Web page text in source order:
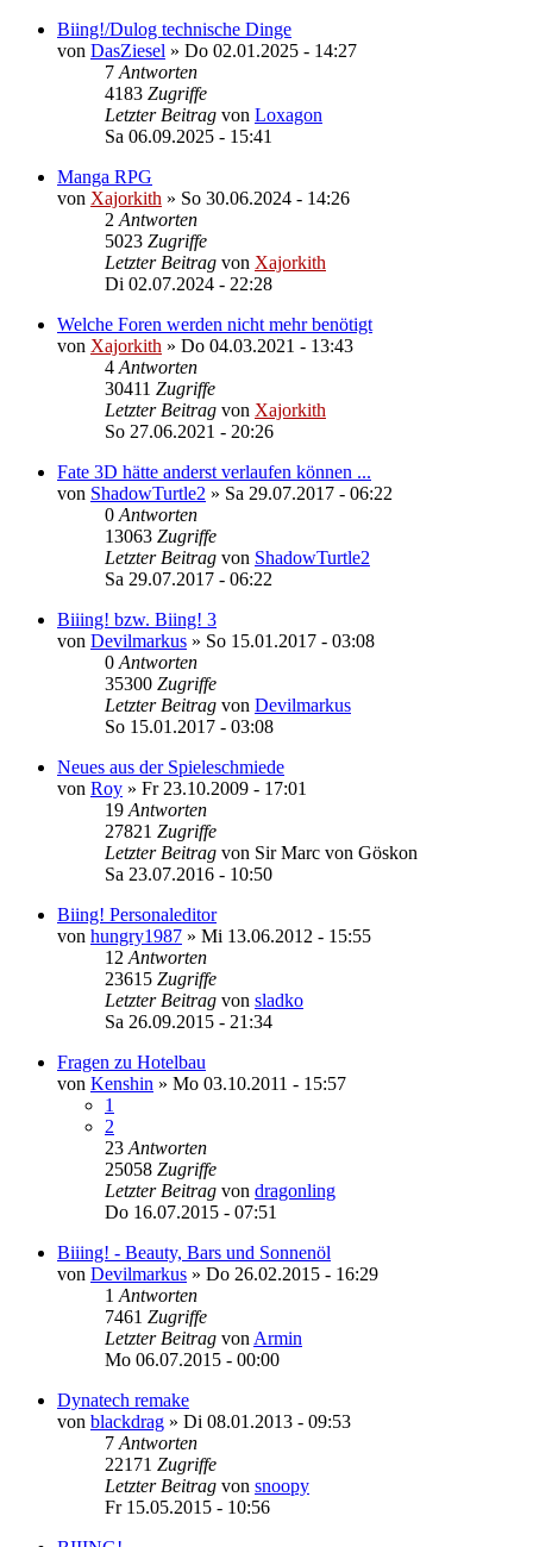
Biing!/Dulog technische Dinge
von DasZiesel » Do 02.01.2025 - 14:27
7 Antworten
4183 Zugriffe
Letzter Beitrag von Loxagon
Sa 06.09.2025 - 15:41
Manga RPG
von Xajorkith » So 30.06.2024 - 14:26
2 Antworten
5023 Zugriffe
Letzter Beitrag von Xajorkith
Di 02.07.2024 - 22:28
Welche Foren werden nicht mehr benötigt
von Xajorkith » Do 04.03.2021 - 13:43
4 Antworten
30411 Zugriffe
Letzter Beitrag von Xajorkith
So 27.06.2021 - 20:26
Fate 3D hätte anderst verlaufen können ...
von ShadowTurtle2 » Sa 29.07.2017 - 06:22
0 Antworten
13063 Zugriffe
Letzter Beitrag von ShadowTurtle2
Sa 29.07.2017 - 06:22
Biiing! bzw. Biing! 3
von Devilmarkus » So 15.01.2017 - 03:08
0 Antworten
35300 Zugriffe
Letzter Beitrag von Devilmarkus
So 15.01.2017 - 03:08
Neues aus der Spieleschmiede
von Roy » Fr 23.10.2009 - 17:01
19 Antworten
27821 Zugriffe
Letzter Beitrag von Sir Marc von Göskon
Sa 23.07.2016 - 10:50
Biing! Personaleditor
von hungry1987 » Mi 13.06.2012 - 15:55
12 Antworten
23615 Zugriffe
Letzter Beitrag von sladko
Sa 26.09.2015 - 21:34
Fragen zu Hotelbau
von Kenshin » Mo 03.10.2011 - 15:57
1
2
23 Antworten
25058 Zugriffe
Letzter Beitrag von dragonling
Do 16.07.2015 - 07:51
Biiing! - Beauty, Bars und Sonnenöl
von Devilmarkus » Do 26.02.2015 - 16:29
1 Antworten
7461 Zugriffe
Letzter Beitrag von Armin
Mo 06.07.2015 - 00:00
Dynatech remake
von blackdrag » Di 08.01.2013 - 09:53
7 Antworten
22171 Zugriffe
Letzter Beitrag von snoopy
Fr 15.05.2015 - 10:56